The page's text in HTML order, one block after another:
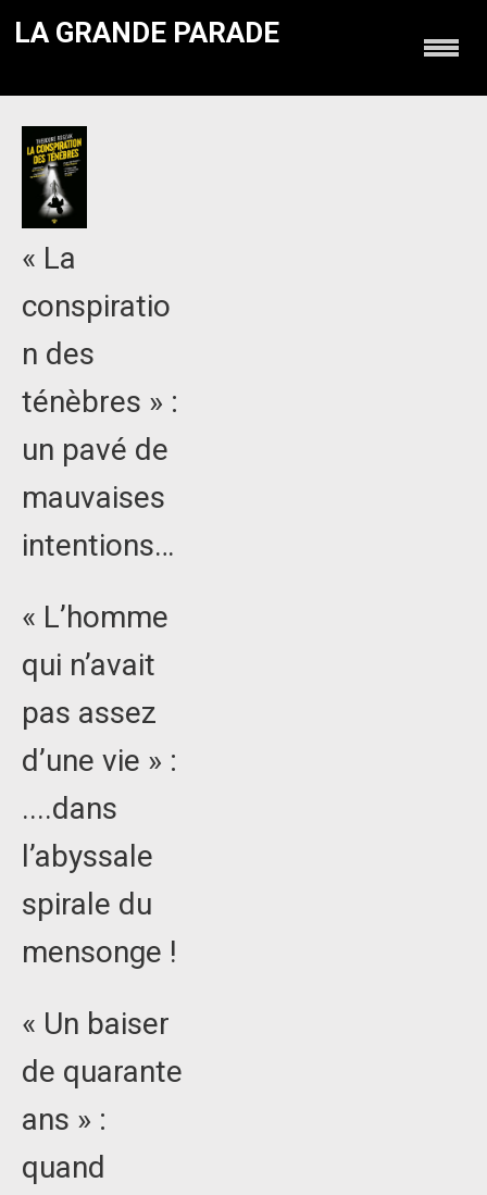
LA GRANDE PARADE
« La
conspiratio
n des
ténèbres » :
un pavé de
mauvaises
intentions…
« L’homme
qui n’avait
pas assez
d’une vie » :
....dans
l’abyssale
spirale du
mensonge !
« Un baiser
de quarante
ans » :
quand